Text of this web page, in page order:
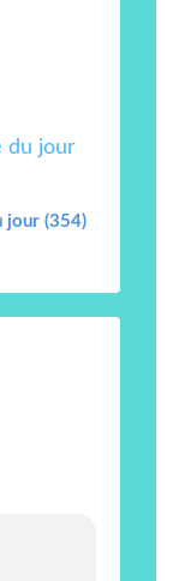
jour (354)